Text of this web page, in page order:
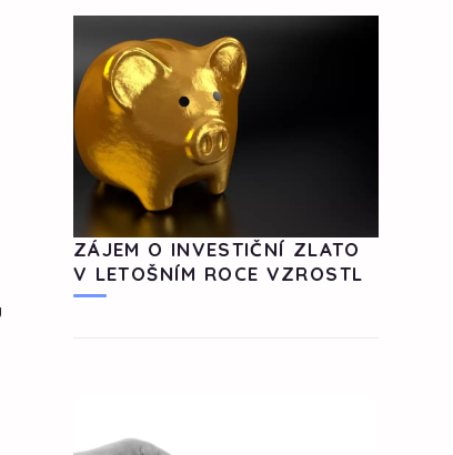
ZÁJEM O INVESTIČNÍ ZLATO
V LETOŠNÍM ROCE VZROSTL